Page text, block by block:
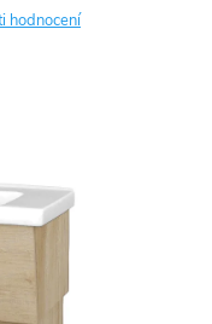
hodnocení